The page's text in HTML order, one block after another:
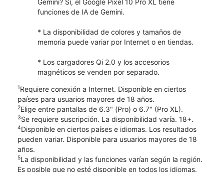
Gemini? Sí, el Google Pixel 10 Pro XL tiene
funciones de IA de Gemini.
* La disponibilidad de colores y tamaños de
memoria puede variar por Internet o en tiendas.
* Los cargadores Qi 2.0 y los accesorios
magnéticos se venden por separado.
1Requiere conexión a Internet. Disponible en ciertos
países para usuarios mayores de 18 años.
2Elige entre pantallas de 6.3" (Pro) o 6.7" (Pro XL).
3Se requiere suscripción. La disponibilidad varía. 18+.
4Disponible en ciertos países e idiomas. Los resultados
pueden variar. Disponible para usuarios mayores de 18
años.
5La disponibilidad y las funciones varían según la región.
Es posible que no esté disponible en todos los idiomas.